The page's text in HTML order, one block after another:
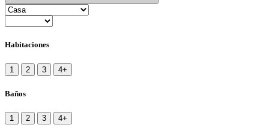
Habitaciones
1 2 3 4+
Baños
1 2 3 4+